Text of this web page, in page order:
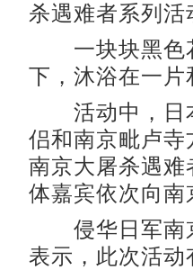
杀遇难者系列活
一块块黑色花
下，沐浴在一
活动中，日本
侣和南京毗卢
南京大屠杀遇
体嘉宾依次向
侵华日军南京
表示，此次活